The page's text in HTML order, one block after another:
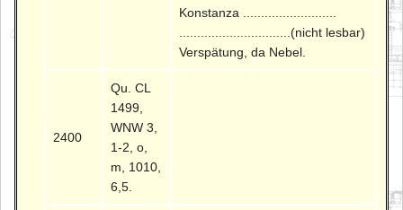
Konstanza ..........................
...............................(nicht lesbar)
Verspätung, da Nebel.
2400
Qu. CL
1499,
WNW 3,
1-2, o,
m, 1010,
6,5.